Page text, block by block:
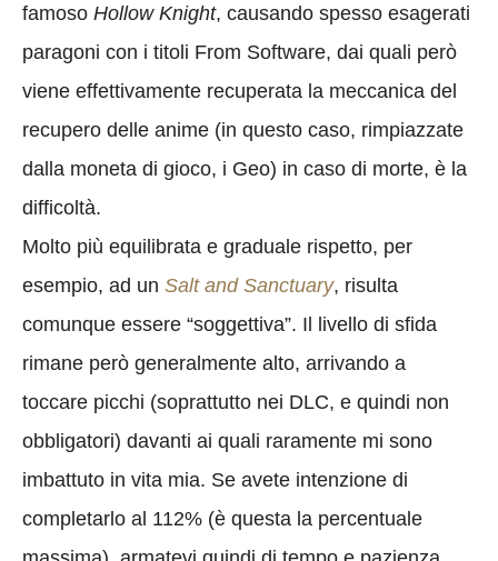
famoso Hollow Knight, causando spesso esagerati
paragoni con i titoli From Software, dai quali però
viene effettivamente recuperata la meccanica del
recupero delle anime (in questo caso, rimpiazzate
dalla moneta di gioco, i Geo) in caso di morte, è la
difficoltà.
Molto più equilibrata e graduale rispetto, per
esempio, ad un Salt and Sanctuary, risulta
comunque essere “soggettiva”. Il livello di sfida
rimane però generalmente alto, arrivando a
toccare picchi (soprattutto nei DLC, e quindi non
obbligatori) davanti ai quali raramente mi sono
imbattuto in vita mia. Se avete intenzione di
completarlo al 112% (è questa la percentuale